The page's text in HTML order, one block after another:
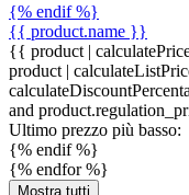
{% endif %}
{{ product.name }}
{{ product |
product |
and
Ultimo prezzo più basso:
{% endif %}
{% endfor %}
Mostra tutti